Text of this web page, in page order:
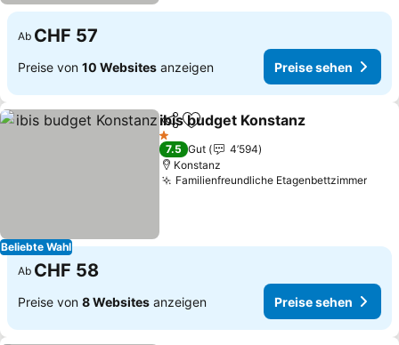
Ab CHF 57
Preise von 10 Websites anzeigen Preise sehen
Beliebte Wahl
TeilenZu Favoriten hinzufügen
ibis budget Konstanz
1 Sterne
7.5 Gut
4’594
Konstanz
Familienfreundliche Etagenbettzimmer
Ab CHF 58
Preise von 8 Websites anzeigen Preise sehen